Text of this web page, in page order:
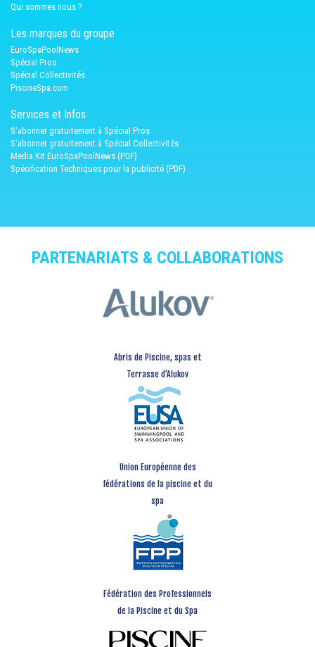
Qui sommes nous ?
Les marques du groupe
EuroSpaPoolNews
Spécial Pros
Spécial Collectivités
PiscineSpa.com
Services et Infos
S'abonner gratuitement à Spécial Pros
S'abonner gratuitement à Spécial Collectivités
Media Kit EuroSpaPoolNews (PDF)
Spécification Techniques pour la publicité (PDF)
PARTENARIATS & COLLABORATIONS
Abris de Piscine, spas et
Terrasse d’Alukov
Union Européenne des
fédérations de la piscine et du
spa
Fédération des Professionnels
de la Piscine et du Spa